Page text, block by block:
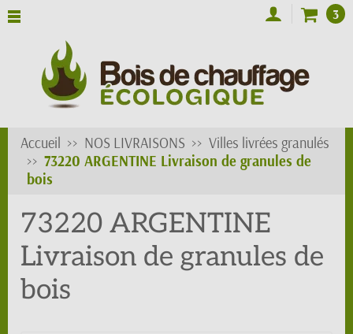
3
Accueil NOS LIVRAISONS
Villes livrées granulés
73220 ARGENTINE Livraison de granules de
bois
73220 ARGENTINE
Livraison de granules de
bois